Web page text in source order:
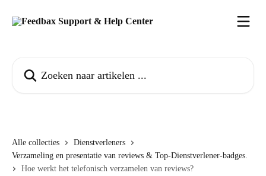
Alle collecties
Dienstverleners
Verzameling en presentatie van reviews & Top-Dienstverlener-badges.
Hoe werkt het telefonisch verzamelen van reviews?